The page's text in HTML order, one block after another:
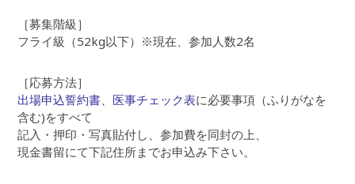
［募集階級］
フライ級（52kg以下）※現在、参加人数2名
［応募方法］
出場申込誓約書、 医事チェック表に必要事項（ふりがなを
含む)をすべて
記入・押印・写真貼付し、参加費を同封の上、
現金書留にて下記住所までお申込み下さい。